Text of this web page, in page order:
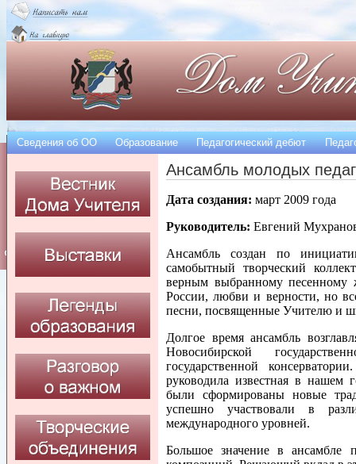
Ансамбль молодых
Дата создания: март 2009 года
Руководитель: Евгений
Ансамбль создан по
самобытный творческий
верным выбранному песенному
России, любви и верности, но
песни, посвященные Учителю и
Долгое время ансамбль
Новосибирской
государственной
руководила известная в нашем
были сформированы новые
успешно участвовали в
международного уровней.
Большое значение в ансамбле
Сведения об OO Образование Педагогический дебют